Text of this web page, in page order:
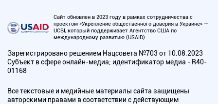
Сайт обновлен в 2023 году в рамках сотрудничества с
проектом «Укрепление общественного доверия в Украине» —
UCBI, который поддерживает Агентство США по
международному развитию (USAID)
Зарегистрировано решением Нацсовета №703 от 10.08.2023
Субъект в сфере онлайн-медиа; идентификатор медиа - R40-
01168
Все текстовые и медийные материалы сайта защищены
авторскими правами в соответствии с действующим